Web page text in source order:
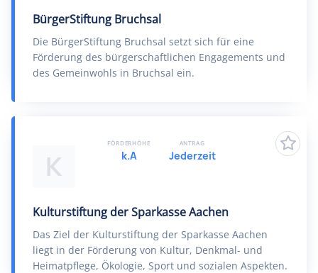
BürgerStiftung Bruchsal
Die BürgerStiftung Bruchsal setzt sich für eine
Förderung des bürgerschaftlichen Engagements und
des Gemeinwohls in Bruchsal ein.
K
Kulturstiftung der Sparkasse Aachen
Das Ziel der Kulturstiftung der Sparkasse Aachen
liegt in der Förderung von Kultur, Denkmal- und
Heimatpflege, Ökologie, Sport und sozialen Aspekten.
FÖRDERHÖHE
k.A
ANTRAG
Jederzeit